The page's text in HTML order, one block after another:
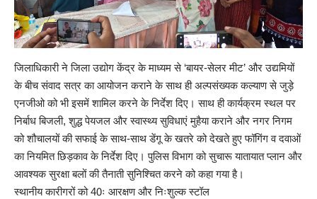
जिलाधिकारी ने जिला उद्योग केंद्र के माध्यम से ‘बायर-सेलर मीट’ और उद्यमियों
के बीच संवाद सत्र का आयोजन कराने के साथ ही अल्पसंख्यक कल्याण से जुड़े
एनजीओ को भी इसमें शामिल करने के निर्देश दिए। साथ ही कार्यक्रम स्थल पर
निर्बाध बिजली, शुद्ध पेयजल और स्वास्थ्य सुविधाएं मुहैया कराने और नगर निगम
को शौचालयों की सफाई के साथ-साथ डेंगू के खतरे को देखते हुए फॉगिंग व दवाओं
का नियमित छिड़काव के निर्देश दिए। पुलिस विभाग को सुचारू यातायात प्लान और
आवश्यक सुरक्षा बलों की तैनाती सुनिश्चित करने को कहा गया है।
स्थानीय कारीगरों को 40ः आरक्षण और निःशुल्क स्टॉल